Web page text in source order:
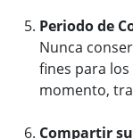
Periodo de
Nunca
fines para
momento,
Compartir